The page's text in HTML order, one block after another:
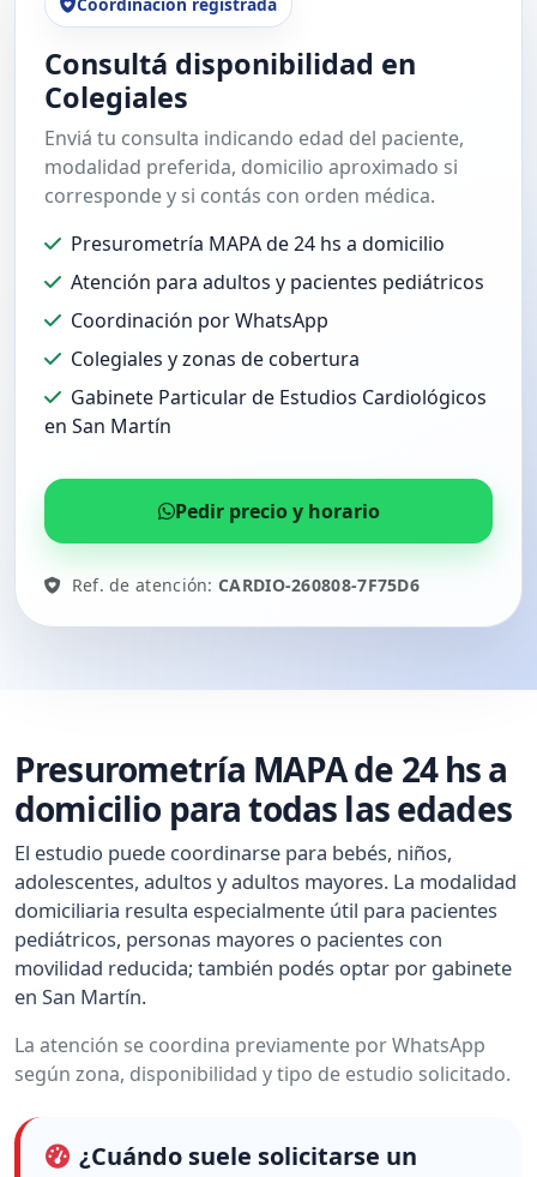
Consultá disponibilidad en
Colegiales
Enviá tu consulta indicando edad del paciente,
modalidad preferida, domicilio aproximado si
corresponde y si contás con orden médica.
Presurometría MAPA de 24 hs a domicilio
Atención para adultos y pacientes pediátricos
Coordinación por WhatsApp
Colegiales y zonas de cobertura
Gabinete Particular de Estudios Cardiológicos
en San Martín
Pedir precio y horario
Ref. de atención:CARDIO-260808-7F75D6
Presurometría MAPA de 24 hs a
domicilio para todas las edades
El estudio puede coordinarse para bebés, niños,
adolescentes, adultos y adultos mayores. La modalidad
domiciliaria resulta especialmente útil para pacientes
pediátricos, personas mayores o pacientes con
movilidad reducida; también podés optar por gabinete
en San Martín.
La atención se coordina previamente por WhatsApp
según zona, disponibilidad y tipo de estudio solicitado.
¿Cuándo suele solicitarse un